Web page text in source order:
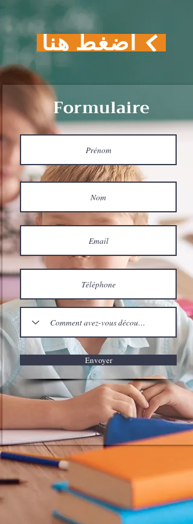
اضغط هنا
Formulaire
Envoyer